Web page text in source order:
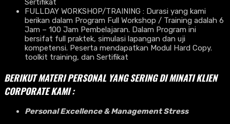
Sertifikat
FULLDAY WORKSHOP/TRAINING : Durasi yang kami
berikan dalam Program Full Workshop / Training adalah 6
Jam – 100 Jam Pembelajaran. Dalam Program ini
bersifat full praktek, simulasi lapangan dan uji
kompetensi. Peserta mendapatkan Modul Hard Copy.
toolkit training, dan Sertifikat
BERIKUT MATERI PERSONAL YANG SERING DI MINATI KLIEN
CORPORATE KAMI :
Personal Excellence & Management Stress